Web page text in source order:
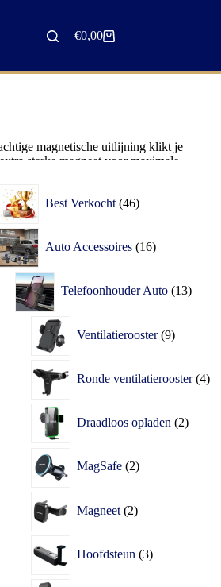
€0,00
magnetische uitlijning klikt je
sterke magneet voor maximale
Best Verkocht 46
Auto Accessoires 16
Telefoonhouder Auto 13
Ventilatierooster 9
Ronde ventilatierooster 4
Draadloos opladen 2
MagSafe 2
Magneet 2
Hoofdsteun 3